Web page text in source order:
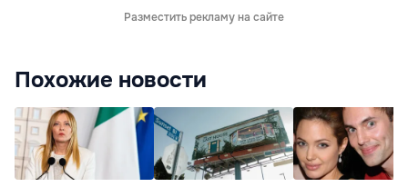
Разместить рекламу на сайте
Похожие новости